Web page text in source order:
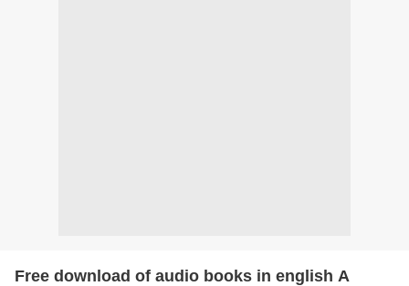
Free download of audio books in english A